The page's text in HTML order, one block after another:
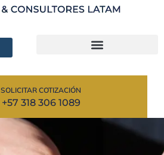
SOLICITAR COTIZACIÓN
+57 318 306 1089